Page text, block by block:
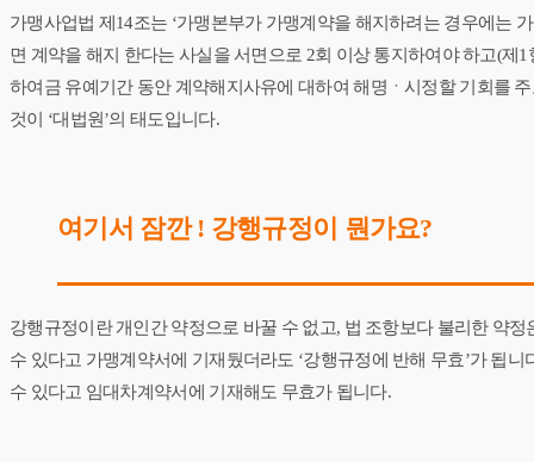
가맹사업법 제14조는 ‘가맹본부가 가맹계약을 해지하려는 경우에는
면 계약을 해지 한다는 사실을 서면으로 2회 이상 통지하여야 하고(제
하여금 유예기간 동안 계약해지사유에 대하여 해명ㆍ시정할 기회를
것이 ‘대법원’의 태도입니다.
​여기서 잠깐 ! 강행규정이 뭔가요?
강행규정이란 개인간 약정으로 바꿀 수 없고, 법 조항보다 불리한 약
수 있다고 가맹계약서에 기재뒀더라도 ‘강행규정에 반해 무효’가 됩
수 있다고 임대차계약서에 기재해도 무효가 됩니다.